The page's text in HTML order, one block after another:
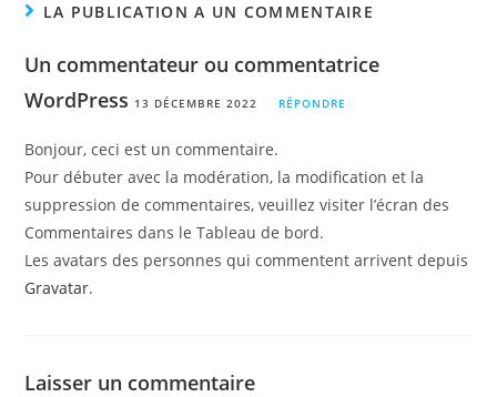
LA PUBLICATION A UN COMMENTAIRE
Un commentateur ou commentatrice
WordPress 13 DÉCEMBRE 2022 RÉPONDRE
Bonjour, ceci est un commentaire.
Pour débuter avec la modération, la modification et la
suppression de commentaires, veuillez visiter l’écran des
Commentaires dans le Tableau de bord.
Les avatars des personnes qui commentent arrivent depuis
Gravatar.
Laisser un commentaire